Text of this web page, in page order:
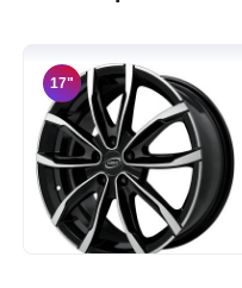
17"